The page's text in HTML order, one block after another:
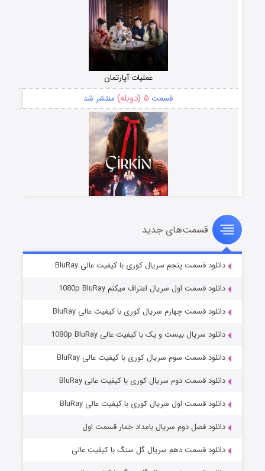
عملیات آپارتمان
قسمت ۵ (دوبله) منتشر شد
سریال زشت
قسمت۲ (زیرنویس) منتشر شد
مردگان متحرک: شهر مرده ۳
قسمت۲ (زیرنویس) منتشر شد
قسمت‌های جدید
دانلود قسمت پنجم سریال کوری با کیفیت عالی BluRay
دانلود قسمت اول سریال اعتراف میکنم 1080p BluRay
دانلود قسمت چهارم سریال کوری با کیفیت عالی BluRay
دانلود سریال بیست و یک با کیفیت عالی 1080p BluRay
دانلود قسمت سوم سریال کوری با کیفیت عالی BluRay
دانلود قسمت دوم سریال کوری با کیفیت عالی BluRay
دانلود قسمت اول سریال کوری با کیفیت عالی BluRay
دانلود فصل دوم سریال بامداد خمار قسمت اول
دانلود قسمت دهم سریال گل سنگ با کیفیت عالی